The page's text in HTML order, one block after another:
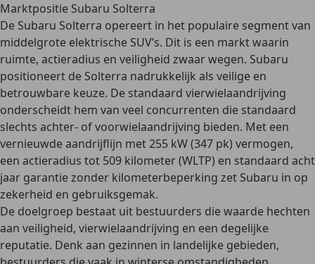
Marktpositie Subaru Solterra
De Subaru Solterra opereert in het populaire segment van
middelgrote elektrische SUV’s. Dit is een markt waarin
ruimte, actieradius en veiligheid zwaar wegen. Subaru
positioneert de Solterra nadrukkelijk als veilige en
betrouwbare keuze. De standaard vierwielaandrijving
onderscheidt hem van veel concurrenten die standaard
slechts achter- of voorwielaandrijving bieden. Met een
vernieuwde aandrijflijn met255 kW (347 pk) vermogen,
een actieradius tot 509 kilometer(WLTP) en standaard acht
jaar garantiezonder kilometerbeperking zet Subaru in op
zekerheid en gebruiksgemak.
De doelgroep bestaat uit bestuurders die waarde hechten
aan veiligheid, vierwielaandrijving en een degelijke
reputatie. Denk aan gezinnen in landelijke gebieden,